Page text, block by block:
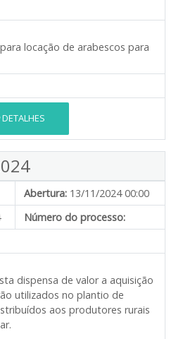
locação de arabescos para
DETALHES
Abertura: 13/11/2024 00:00
Número do processo:
dispensa de valor a aquisição
utilizados no plantio de
aos produtores rurais